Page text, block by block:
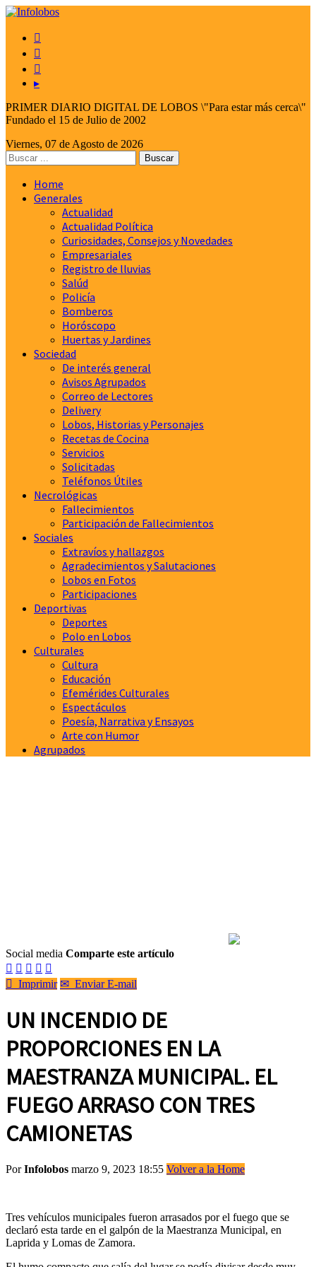



▸
PRIMER DIARIO DIGITAL DE LOBOS \"Para estar más cerca\"
Fundado el 15 de Julio de 2002
Viernes, 07 de Agosto de 2026
Home
Generales
Actualidad
Actualidad Política
Curiosidades, Consejos y Novedades
Empresariales
Registro de lluvias
Salúd
Policía
Bomberos
Horóscopo
Huertas y Jardines
Sociedad
De interés general
Avisos Agrupados
Correo de Lectores
Delivery
Lobos, Historias y Personajes
Recetas de Cocina
Servicios
Solicitadas
Teléfonos Útiles
Necrológicas
Fallecimientos
Participación de Fallecimientos
Sociales
Extravíos y hallazgos
Agradecimientos y Salutaciones
Lobos en Fotos
Participaciones
Deportivas
Deportes
Polo en Lobos
Culturales
Cultura
Educación
Efemérides Culturales
Espectáculos
Poesía, Narrativa y Ensayos
Arte con Humor
Agrupados
Social media Comparte este artículo
    
 Imprimir ✉ Enviar E-mail
UN INCENDIO DE
PROPORCIONES EN LA
MAESTRANZA MUNICIPAL. EL
FUEGO ARRASO CON TRES
CAMIONETAS
PorInfolobos marzo 9, 2023 18:55 Volver a la Home
Tres vehículos municipales fueron arrasados por el fuego que se
declaró esta tarde en el galpón de la Maestranza Municipal, en
Laprida y Lomas de Zamora.